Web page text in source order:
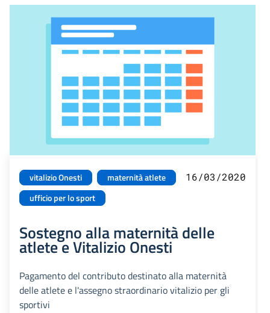
vitalizio Onesti
maternità atlete
ufficio per lo sport
16/03/2020
Sostegno alla maternità delle
atlete e Vitalizio Onesti
Pagamento del contributo destinato alla maternità
delle atlete e l'assegno straordinario vitalizio per gli
sportivi